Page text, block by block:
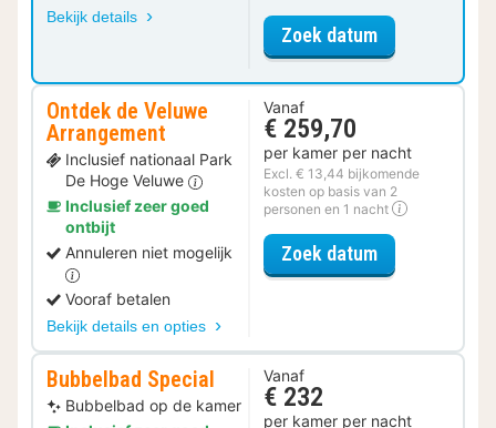
Bekijk details
Zoek datumvoor Suite
Ontdek de Veluwe
Arrangement
Inclusief nationaal Park
De Hoge Veluwe
Inclusief zeer goed
ontbijt
Annuleren niet mogelijk
Vooraf betalen
Bekijk details en opties
Vanaf
€ 259,70
per kamer per nacht
Excl. € 13,44 bijkomende
kosten op basis van 2
personen en 1 nacht
Zoek datumvoor Ontdek
Bubbelbad Special
Bubbelbad op de kamer
Vanaf
€ 232
per kamer per nacht